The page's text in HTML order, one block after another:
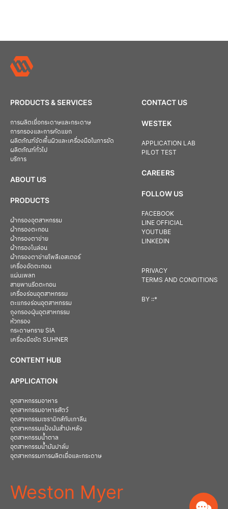
PRODUCTS & SERVICES
การผลิตเยื่อกระดาษและกระดาษ
การกรองและการคัดแยก
ผลิตภัณฑ์ขัดพื้นผิวและเครื่องมือในการขัด
ผลิตภัณฑ์ทั่วไป
บริการ
ABOUT US
PRODUCTS
ผ้ากรองอุตสาหกรรม
ผ้ากรองตะกอน
ผ้ากรองตาข่าย
ผ้ากรองไนล่อน
ผ้ากรองตาข่ายโพลีเอสเตอร์
เครื่องอัดตะกอน
แผ่นเพลท
สายพานรีดตะกอน
เครื่องร่อนอุตสาหกรรม
ตะแกรงร่อนอุตสาหกรรม
ถุงกรองฝุ่นอุตสาหกรรม
หัวกรอง
กระดาษทราย SIA
เครื่องมือขัด SUHNER
CONTENT HUB
APPLICATION
อุตสาหกรรมอาหาร
อุตสาหกรรมอาหารสัตว์
อุตสาหกรรมเซรามิกส์กับเกาลีน
อุตสาหกรรมแป้งมันสำปะหลัง
อุตสาหกรรมน้ำตาล
อุตสาหกรรมน้ำมันปาล์ม
อุตสาหกรรมการผลิตเยื่อและกระดาษ
CONTACT US
WESTEK
APPLICATION LAB
PILOT TEST
CAREERS
FOLLOW US
FACEBOOK
LINE OFFICIAL
YOUTUBE
LINKEDIN
PRIVACY
TERMS AND CONDITIONS
BY ::*
Weston Myer